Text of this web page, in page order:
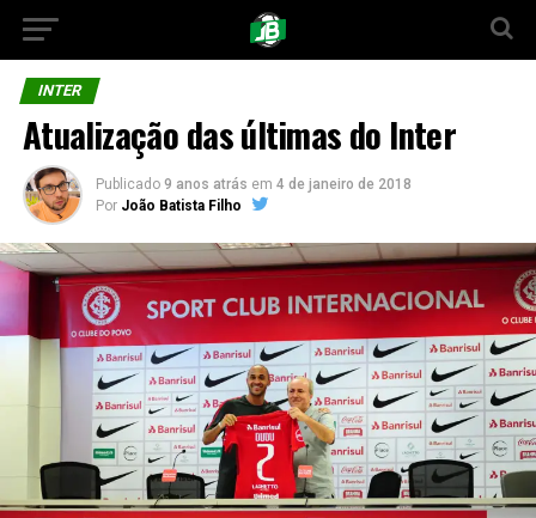
INTER
Atualização das últimas do Inter
Publicado 9 anos atrás em 4 de janeiro de 2018
Por João Batista Filho